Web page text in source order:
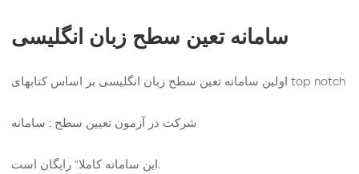
سامانه تعین سطح زبان انگلیسی
اولین سامانه تعین سطح زبان انگلیسی بر اساس کتابهای top notch
سامانه : شرکت در آزمون تعیین سطح
این سامانه کاملا" رایگان است.